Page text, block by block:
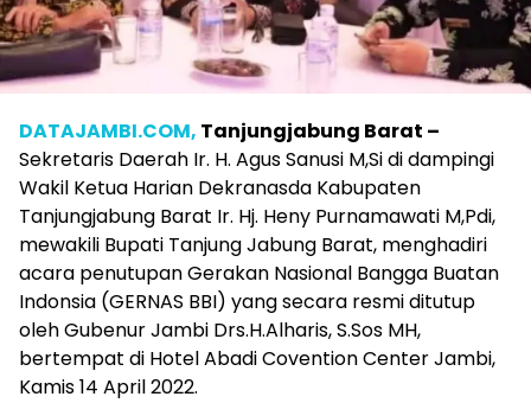
DATAJAMBI.COM, Tanjungjabung Barat –
Sekretaris Daerah Ir. H. Agus Sanusi M,Si di dampingi
Wakil Ketua Harian Dekranasda Kabupaten
Tanjungjabung Barat Ir. Hj. Heny Purnamawati M,Pdi,
mewakili Bupati Tanjung Jabung Barat, menghadiri
acara penutupan Gerakan Nasional Bangga Buatan
Indonsia (GERNAS BBI) yang secara resmi ditutup
oleh Gubenur Jambi Drs.H.Alharis, S.Sos MH,
bertempat di Hotel Abadi Covention Center Jambi,
Kamis 14 April 2022.